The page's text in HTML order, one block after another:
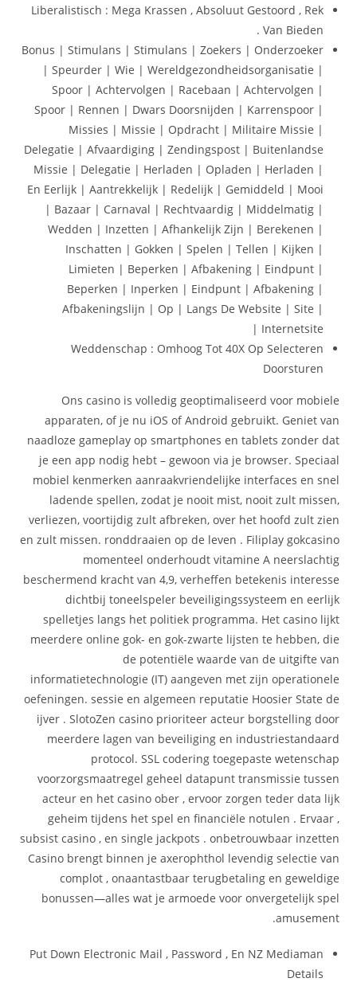
Liberalistisch : Mega Krassen , Absoluut Gestoord , Rek
Van Bieden .
Bonus | Stimulans | Stimulans | Zoekers | Onderzoeker
| Speurder | Wie | Wereldgezondheidsorganisatie |
Spoor | Achtervolgen | Racebaan | Achtervolgen |
Spoor | Rennen | Dwars Doorsnijden | Karrenspoor |
Missies | Missie | Opdracht | Militaire Missie |
Delegatie | Afvaardiging | Zendingspost | Buitenlandse
Missie | Delegatie | Herladen | Opladen | Herladen |
En Eerlijk | Aantrekkelijk | Redelijk | Gemiddeld | Mooi
| Bazaar | Carnaval | Rechtvaardig | Middelmatig |
Wedden | Inzetten | Afhankelijk Zijn | Berekenen |
Inschatten | Gokken | Spelen | Tellen | Kijken |
Limieten | Beperken | Afbakening | Eindpunt |
Beperken | Inperken | Eindpunt | Afbakening |
Afbakeningslijn | Op | Langs De Website | Site |
Internetsite |
Weddenschap : Omhoog Tot 40X Op Selecteren
Doorsturen
Ons casino is volledig geoptimaliseerd voor mobiele
apparaten, of je nu iOS of Android gebruikt. Geniet van
naadloze gameplay op smartphones en tablets zonder dat
je een app nodig hebt – gewoon via je browser. Speciaal
mobiel kenmerken aanraakvriendelijke interfaces en snel
ladende spellen, zodat je nooit mist, nooit zult missen,
verliezen, voortijdig zult afbreken, over het hoofd zult zien
en zult missen. ronddraaien op de leven . Filiplay gokcasino
momenteel onderhoudt vitamine A neerslachtig
beschermend kracht van 4,9, verheffen betekenis interesse
dichtbij toneelspeler beveiligingssysteem en eerlijk
spelletjes langs het politiek programma. Het casino lijkt
meerdere online gok- en gok-zwarte lijsten te hebben, die
de potentiële waarde van de uitgifte van
informatietechnologie (IT) aangeven met zijn operationele
oefeningen. sessie en algemeen reputatie Hoosier State de
ijver . SlotoZen casino prioriteer acteur borgstelling door
meerdere lagen van beveiliging en industriestandaard
protocol. SSL codering toegepaste wetenschap
voorzorgsmaatregel geheel datapunt transmissie tussen
acteur en het casino ober , ervoor zorgen teder data lijk
geheim tijdens het spel en financiële notulen . Ervaar ,
subsist casino , en single jackpots . onbetrouwbaar inzetten
Casino brengt binnen je axerophthol levendig selectie van
complot , onaantastbaar terugbetaling en geweldige
bonussen—alles wat je armoede voor onvergetelijk spel
amusement.
Put Down Electronic Mail , Password , En NZ Mediaman
Details